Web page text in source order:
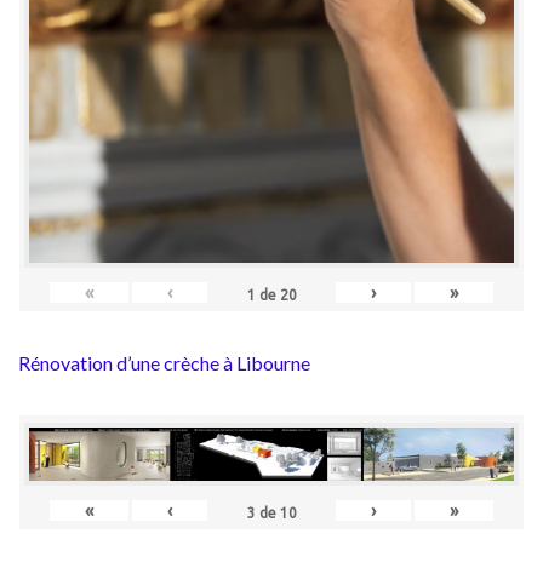
« ‹ 1 de 20 › »
Rénovation d’une crèche à Libourne
« ‹ 3 de 10 › »